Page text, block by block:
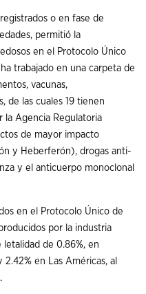
o en fase de
permitió la
en el Protocolo Único
trabajado en una carpeta de
vacunas,
de las cuales 19 tienen
la Agencia Regulatoria
de mayor impacto
y Heberferón), drogas anti-
y el anticuerpo monoclonal
en el Protocolo Único de
por la industria
letalidad de 0.86%, en
en Las Américas, al